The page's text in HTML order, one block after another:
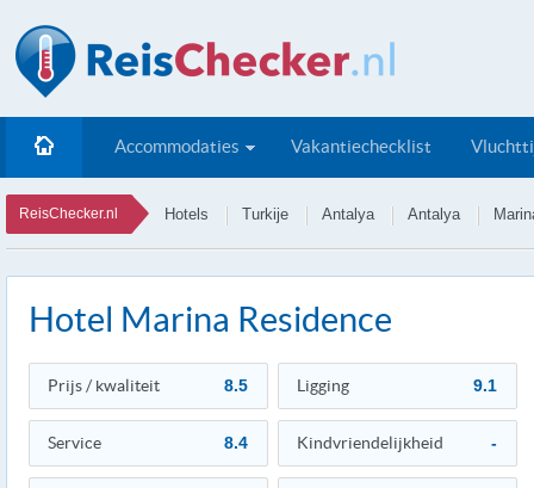
Accommodaties Vakantiechecklist
ReisChecker.nl Hotels Turkije Antalya Antalya
Hotel Marina Residence
Prijs / kwaliteit 8.5 Ligging 9.1
Service 8.4 Kindvriendelijkheid -